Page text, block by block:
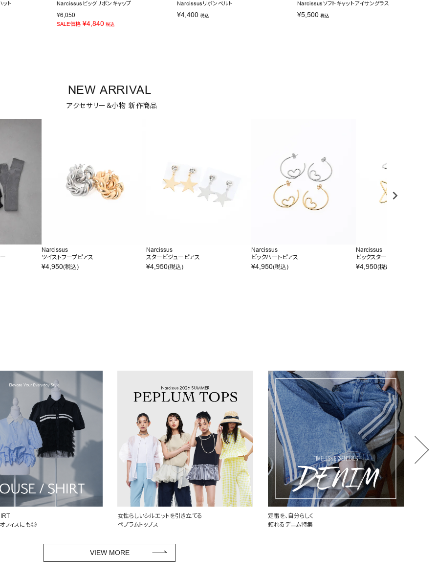
ト Narcissusビッグリボンキャップ
¥6,050
SALE価格 ¥4,840 税込
Narcissusリボンベルト
¥4,400 税込
Narcissusソフトキャットアイサングラス
¥5,500 税込
NEW ARRIVAL
アクセサリー＆小物 新作商品
Narcissus
ツイストフープピアス
¥4,950(税込)
Narcissus
スタービジューピアス
¥4,950(税込)
Narcissus
ビックハートピアス
¥4,950(税込)
Narcissus
ビックスターピアス
¥4,950(税込)
エットを引き立てる
ス
定番を、自分らしく
頼れるデニム特集
世界中で愛されるハートロゴ
PLAY COMME des GARCONS
VIEW MORE